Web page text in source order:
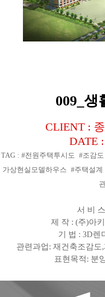
009_생
CLIENT :
DATE :
TAG : #전원주택투시도 #조감
가상현실모델하우스 #주택설
서 비 스
제 작 : (주)아
기 법 : 3D렌
관련과업: 재건축조감도,
표현목적: 분